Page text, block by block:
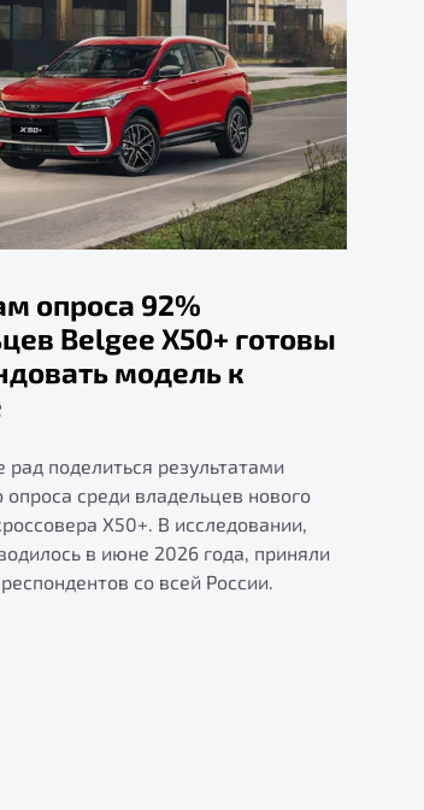
опроса 92%
Belgee X50+ готовы
модель к
рад поделиться результатами
опроса среди владельцев нового
X50+. В исследовании,
в июне 2026 года, приняли
со всей России.